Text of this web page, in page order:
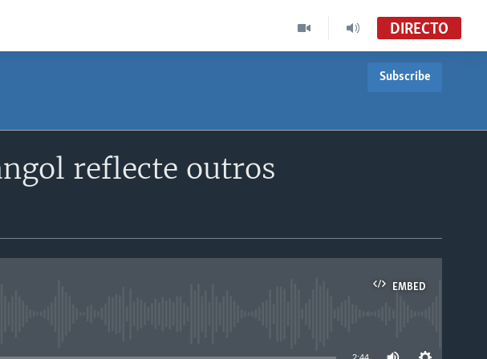
DIRECTO
Subscribe
reflecte outros
EMBED